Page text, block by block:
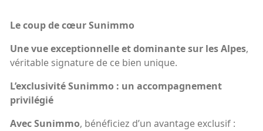
Le coup de cœur Sunimmo
Une vue exceptionnelle et dominante sur les Alpes,
véritable signature de ce bien unique.
L’exclusivité Sunimmo : un accompagnement
privilégié
Avec Sunimmo, bénéficiez d’un avantage exclusif :